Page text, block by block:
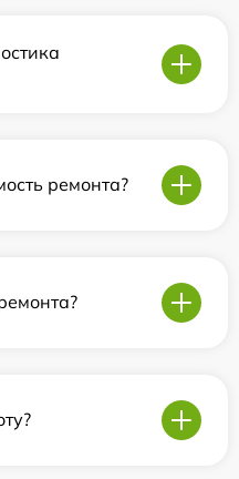
ремонта?